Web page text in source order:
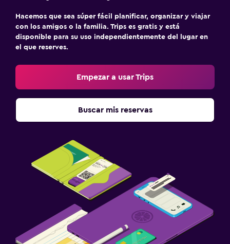
Hacemos que sea súper fácil planificar, organizar y viajar
con los amigos o la familia. Trips es gratis y está
disponible para su uso independientemente del lugar en
el que reserves.
Empezar a usar Trips
Buscar mis reservas